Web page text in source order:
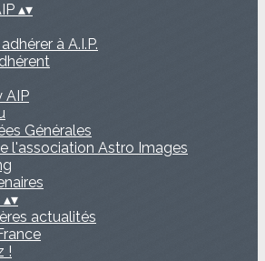
▴▾
à A.I.P.
AIP
Générales
l'association Astro Images
▴▾
actualités
!